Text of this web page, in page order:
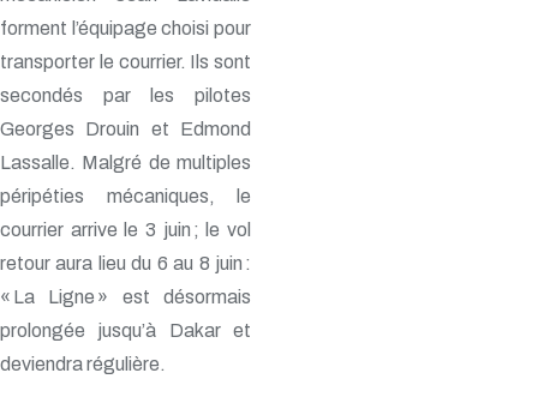
forment l’équipage choisi pour
transporter le courrier. Ils sont
secondés par les pilotes
Georges Drouin et Edmond
Lassalle. Malgré de multiples
péripéties mécaniques, le
courrier arrive le 3 juin ; le vol
retour aura lieu du 6 au 8 juin :
« La Ligne » est désormais
prolongée jusqu’à Dakar et
deviendra régulière.